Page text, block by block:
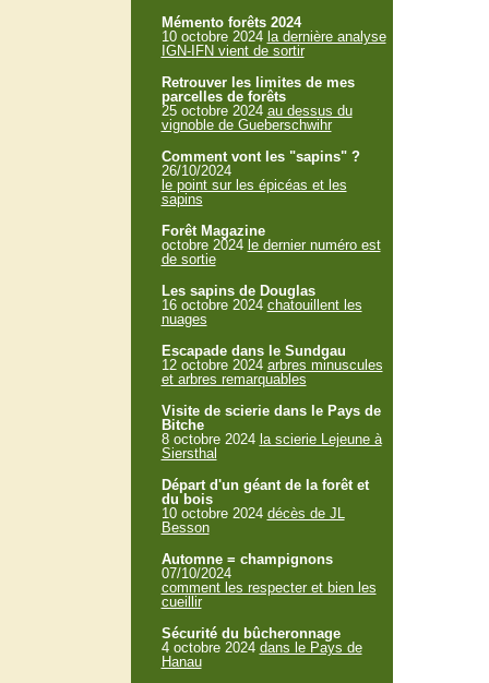
Mémento forêts 2024
10 octobre 2024 la dernière analyse
IGN-IFN vient de sortir
Retrouver les limites de mes
parcelles de forêts
25 octobre 2024 au dessus du
vignoble de Gueberschwihr
Comment vont les "sapins" ?
26/10/2024
le point sur les épicéas et les
sapins
Forêt Magazine
octobre 2024 le dernier numéro est
de sortie
Les sapins de Douglas
16 octobre 2024 chatouillent les
nuages
Escapade dans le Sundgau
12 octobre 2024 arbres minuscules
et arbres remarquables
Visite de scierie dans le Pays de
Bitche
8 octobre 2024 la scierie Lejeune à
Siersthal
Départ d'un géant de la forêt et
du bois
10 octobre 2024 décès de JL
Besson
Automne = champignons
07/10/2024
comment les respecter et bien les
cueillir
Sécurité du bûcheronnage
4 octobre 2024 dans le Pays de
Hanau